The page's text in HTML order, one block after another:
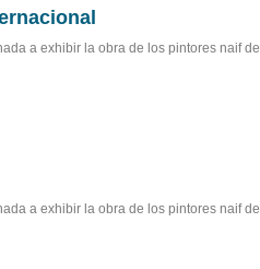
a exhibir la obra de los pintores naif del
a exhibir la obra de los pintores naif del